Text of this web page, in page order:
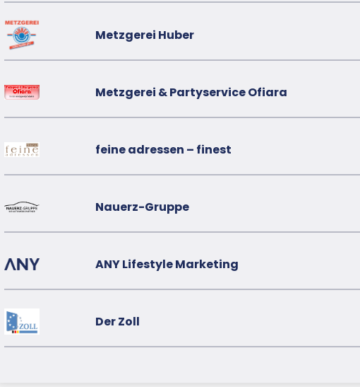
Metzgerei Huber
Metzgerei & Partyservice Ofiara
feine adressen – finest
Nauerz-Gruppe
ANY Lifestyle Marketing
Der Zoll